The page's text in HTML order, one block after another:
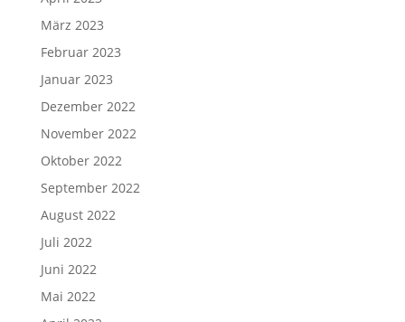
März 2023
Februar 2023
Januar 2023
Dezember 2022
November 2022
Oktober 2022
September 2022
August 2022
Juli 2022
Juni 2022
Mai 2022